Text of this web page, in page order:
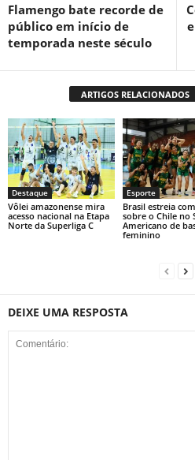
Flamengo bate recorde de
público em início de
temporada neste século
ARTIGOS RELACIONADOS
Destaque
Vôlei amazonense mira
acesso nacional na Etapa
Norte da Superliga C
Esporte
Brasil estreia
sobre o Chile no
Americano de
feminino
DEIXE UMA RESPOSTA